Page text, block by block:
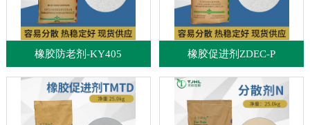
橡胶防老剂-KY405 橡胶促进剂ZDEC-P